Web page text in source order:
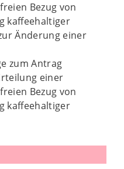
Bezug von
kaffeehaltiger
Änderung einer
zum Antrag
einer
Bezug von
kaffeehaltiger